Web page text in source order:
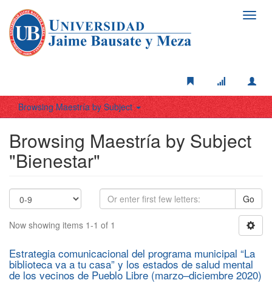
Browsing Maestría by Subject
Browsing Maestría by Subject
"Bienestar"
Go
Now showing items 1-1 of 1
Estrategia comunicacional del programa municipal “La
biblioteca va a tu casa” y los estados de salud mental
de los vecinos de Pueblo Libre (marzo–diciembre 2020)